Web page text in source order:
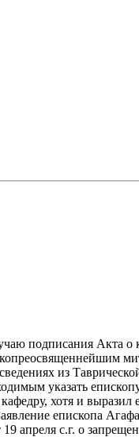
подписания Акта
из
указать
хотя и
епископа
апреля с.г. о